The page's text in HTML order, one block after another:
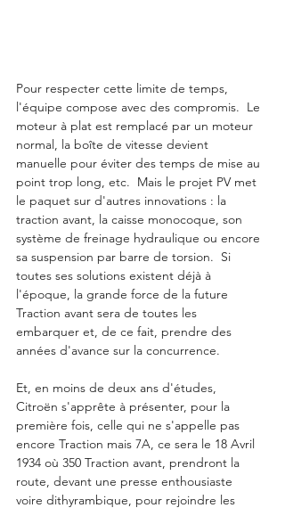
Pour respecter cette limite de temps,
l'équipe compose avec des compromis.  Le
moteur à plat est remplacé par un moteur
normal, la boîte de vitesse devient
manuelle pour éviter des temps de mise au
point trop long, etc.  Mais le projet PV met
le paquet sur d'autres innovations : la
traction avant, la caisse monocoque, son
système de freinage hydraulique ou encore
sa suspension par barre de torsion.  Si
toutes ses solutions existent déjà à
l'époque, la grande force de la future
Traction avant sera de toutes les
embarquer et, de ce fait, prendre des
années d'avance sur la concurrence.
Et, en moins de deux ans d'études,
Citroën s'apprête à présenter, pour la
première fois, celle qui ne s'appelle pas
encore Traction mais 7A, ce sera le 18 Avril
1934 où 350 Traction avant, prendront la
route, devant une presse enthousiaste
voire dithyrambique, pour rejoindre les